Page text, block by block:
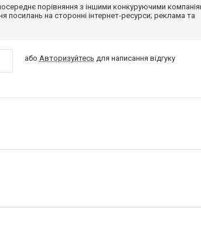
порівняння з іншими конкуруючими
посилань на сторонні інтернет-ресурси; реклама та
або Авторизуйтесь для написання відгуку